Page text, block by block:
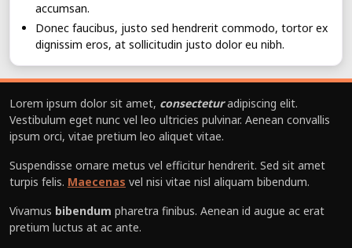
accumsan.
Donec faucibus, justo sed hendrerit commodo, tortor ex
dignissim eros, at sollicitudin justo dolor eu nibh.
Lorem ipsum dolor sit amet, consecteturadipiscing elit.
Vestibulum eget nunc vel leo ultricies pulvinar. Aenean convallis
ipsum orci, vitae pretium leo aliquet vitae.
Suspendisse ornare metus vel efficitur hendrerit. Sed sit amet
turpis felis. Maecenas vel nisi vitae nisl aliquam bibendum.
Vivamus bibendum pharetra finibus. Aenean id augue ac erat
pretium luctus at ac ante.